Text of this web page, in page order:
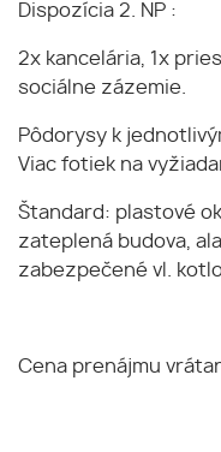
Dispozícia 2. NP :
2x kancelária, 1x
sociálne zázemie.
Pôdorysy k
Viac fotiek na
Štandard: plastové
zateplená budova,
zabezpečené vl.
Cena prenájmu